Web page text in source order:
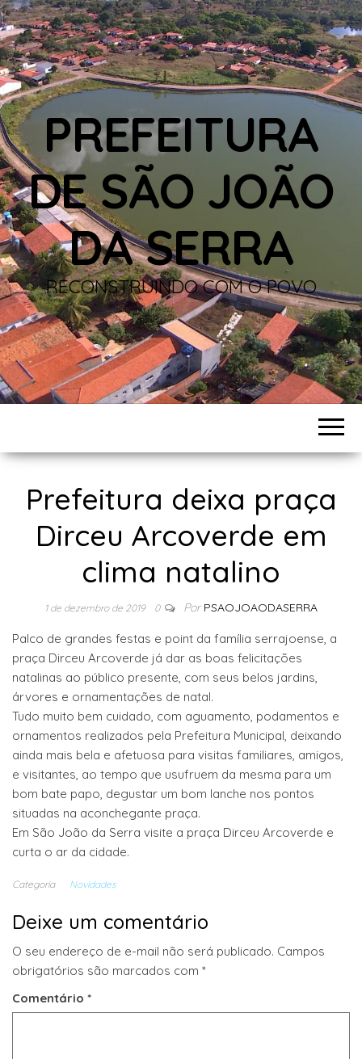
PREFEITURA
DE SÃO JOÃO
DA SERRA
RECONSTRUINDO COM O POVO
Prefeitura deixa praça
Dirceu Arcoverde em
clima natalino
1 de dezembro de 2019 0 Por PSAOJOAODASERRA
Palco de grandes festas e point da família serrajoense, a
praça Dirceu Arcoverde já dar as boas felicitações
natalinas ao público presente, com seus belos jardins,
árvores e ornamentações de natal.
Tudo muito bem cuidado, com aguamento, podamentos e
ornamentos realizados pela Prefeitura Municipal, deixando
ainda mais bela e afetuosa para visitas familiares, amigos,
e visitantes, ao tempo que usufruem da mesma para um
bom bate papo, degustar um bom lanche nos pontos
situadas na aconchegante praça.
Em São João da Serra visite a praça Dirceu Arcoverde e
curta o ar da cidade.
Categoria Novidades
Deixe um comentário
O seu endereço de e-mail não será publicado. Campos
obrigatórios são marcados com *
Comentário *